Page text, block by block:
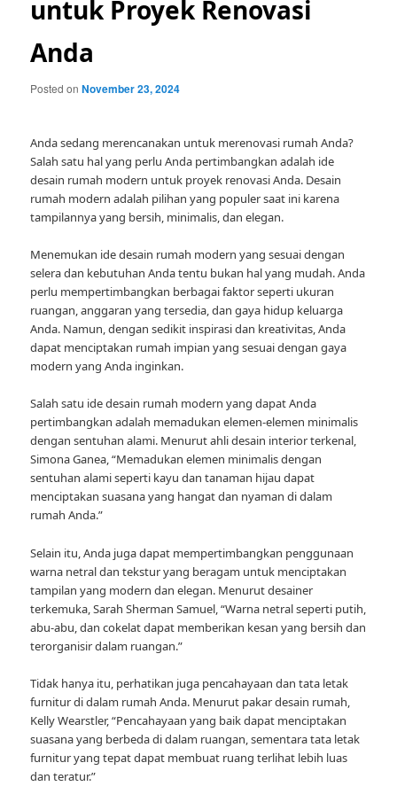
untuk Proyek Renovasi
Anda
Posted onNovember 23, 2024
Anda sedang merencanakan untuk merenovasi rumah Anda?
Salah satu hal yang perlu Anda pertimbangkan adalah ide
desain rumah modern untuk proyek renovasi Anda. Desain
rumah modern adalah pilihan yang populer saat ini karena
tampilannya yang bersih, minimalis, dan elegan.
Menemukan ide desain rumah modern yang sesuai dengan
selera dan kebutuhan Anda tentu bukan hal yang mudah. Anda
perlu mempertimbangkan berbagai faktor seperti ukuran
ruangan, anggaran yang tersedia, dan gaya hidup keluarga
Anda. Namun, dengan sedikit inspirasi dan kreativitas, Anda
dapat menciptakan rumah impian yang sesuai dengan gaya
modern yang Anda inginkan.
Salah satu ide desain rumah modern yang dapat Anda
pertimbangkan adalah memadukan elemen-elemen minimalis
dengan sentuhan alami. Menurut ahli desain interior terkenal,
Simona Ganea, “Memadukan elemen minimalis dengan
sentuhan alami seperti kayu dan tanaman hijau dapat
menciptakan suasana yang hangat dan nyaman di dalam
rumah Anda.”
Selain itu, Anda juga dapat mempertimbangkan penggunaan
warna netral dan tekstur yang beragam untuk menciptakan
tampilan yang modern dan elegan. Menurut desainer
terkemuka, Sarah Sherman Samuel, “Warna netral seperti putih,
abu-abu, dan cokelat dapat memberikan kesan yang bersih dan
terorganisir dalam ruangan.”
Tidak hanya itu, perhatikan juga pencahayaan dan tata letak
furnitur di dalam rumah Anda. Menurut pakar desain rumah,
Kelly Wearstler, “Pencahayaan yang baik dapat menciptakan
suasana yang berbeda di dalam ruangan, sementara tata letak
furnitur yang tepat dapat membuat ruang terlihat lebih luas
dan teratur.”